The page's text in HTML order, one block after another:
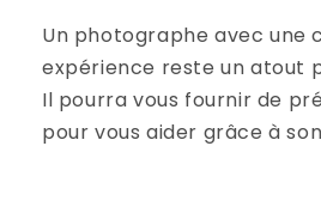
Un photographe avec une
expérience reste un atout
Il pourra vous fournir de
pour vous aider grâce à